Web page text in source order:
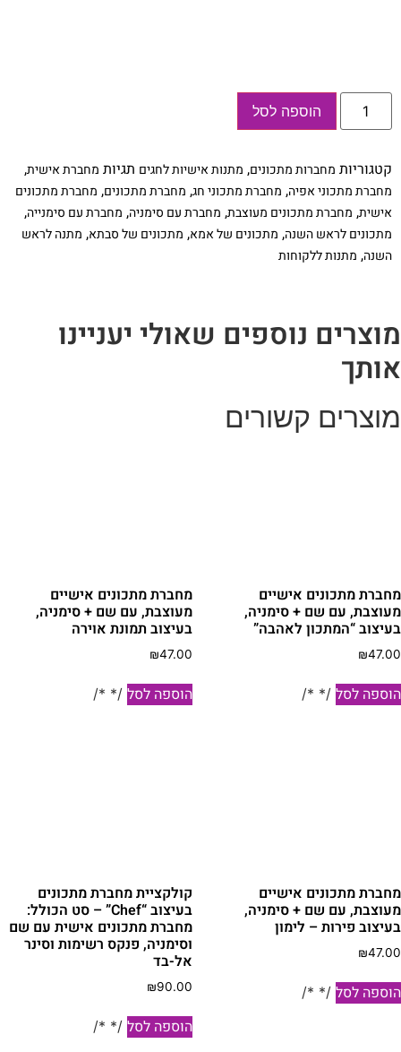
כמות
מחברת
השנה
הוספה לסל
קטגוריותמחברות מתכונים,מתנות אישיות לחגים תגיותמחברת אישית,
מחברת מתכוני אפיה,מחברת מתכוני חג,מחברת מתכונים,מחברת מתכונים
אישית,מחברת מתכונים מעוצבת,מחברת עם סימניה,מחברת עם סימנייה,
מתכונים לראש השנה,מתכונים של אמא,מתכונים של סבתא,מתנה לראש
השנה,מתנות ללקוחות
נוספים שאולי יעניינו
קשורים
מתכונים אישיים
עם שם + סימניה,
“המתכון לאהבה”
₪
לסל /* */
מחברת מתכונים אישיים
מעוצבת, עם שם + סימניה,
בעיצוב תמונת אוירה
₪47.00
הוספה לסל /* */
מתכונים אישיים
עם שם + סימניה,
פירות – לימון
₪
לסל /* */
קולקציית מחברת מתכונים
בעיצוב “Chef” – סט הכולל:
מחברת מתכונים אישית עם שם
וסימניה, פנקס רשימות וסינר
אל-בד
₪90.00
הוספה לסל /* */